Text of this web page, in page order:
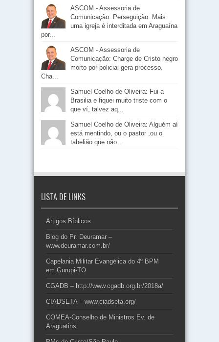
ASCOM - Assessoria de
Comunicação: Perseguição: Mais
uma igreja é interditada em Araguaína
por...
ASCOM - Assessoria de
Comunicação: Charge de Cristo negro
morto por policial gera processo.
Cha...
Samuel Coelho de Oliveira: Fui a
Brasilia e fiquei muito triste com o
que ví, talvez aq...
Samuel Coelho de Oliveira: Alguém aí
está mentindo, ou o pastor ,ou o
tabelião que não...
LISTA DE LINKS
Artigos Bíblicos
Blog do Pr. Deuramar –
www.deuramar.com.br/
Capelania Militar Evangélica do 4º BPM
em Gurupi-TO
CGADB – http://www.cgadb.org.br/2018a/
CIADSETA – www.ciadseta.org/
COMEA-Conselho de Ministros Ev. de
Araguatins